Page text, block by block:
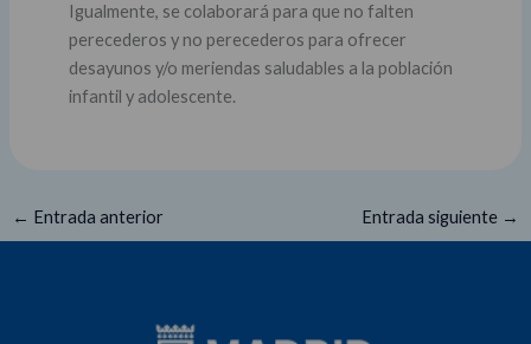
Igualmente, se colaborará para que no falten
perecederos y no perecederos para ofrecer
desayunos y/o meriendas saludables a la población
infantil y adolescente.
← Entrada anterior Entrada siguiente →